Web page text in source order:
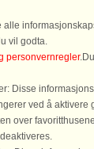
...
alle
vil godta.
personvernregler
Disse
ved å aktivere
over